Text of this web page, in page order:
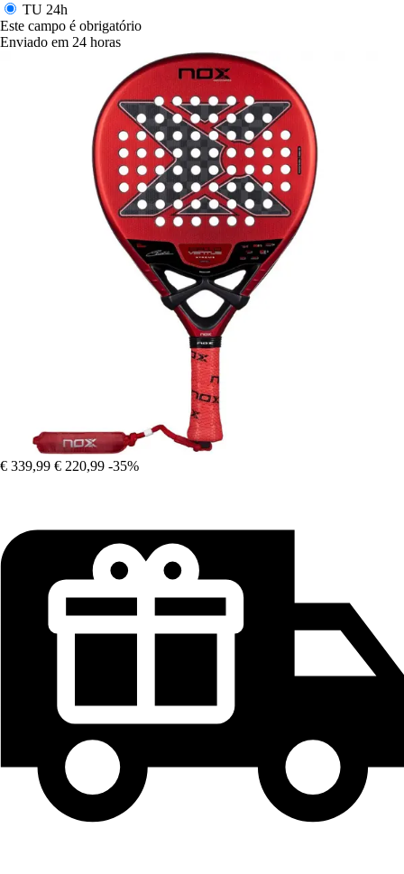
TU 24h
Este campo é obrigatório
Enviado em 24 horas
€ 339,99 € 220,99 -35%